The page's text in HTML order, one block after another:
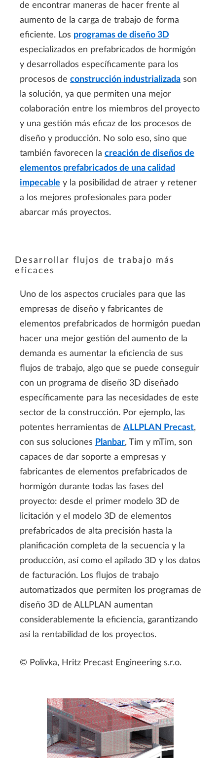
de encontrar maneras de hacer frente al
aumento de la carga de trabajo de forma
eficiente. Los programas de diseño 3D
especializados en prefabricados de hormigón
y desarrollados específicamente para los
procesos de construcción industrializada son
la solución, ya que permiten una mejor
colaboración entre los miembros del proyecto
y una gestión más eficaz de los procesos de
diseño y producción. No solo eso, sino que
también favorecen la creación de diseños de
elementos prefabricados de una calidad
impecable y la posibilidad de atraer y retener
a los mejores profesionales para poder
abarcar más proyectos.
Desarrollar flujos de trabajo más
eficaces
Uno de los aspectos cruciales para que las
empresas de diseño y fabricantes de
elementos prefabricados de hormigón puedan
hacer una mejor gestión del aumento de la
demanda es aumentar la eficiencia de sus
flujos de trabajo, algo que se puede conseguir
con un programa de diseño 3D diseñado
específicamente para las necesidades de este
sector de la construcción. Por ejemplo, las
potentes herramientas de ALLPLAN Precast,
con sus soluciones Planbar, Tim y mTim, son
capaces de dar soporte a empresas y
fabricantes de elementos prefabricados de
hormigón durante todas las fases del
proyecto: desde el primer modelo 3D de
licitación y el modelo 3D de elementos
prefabricados de alta precisión hasta la
planificación completa de la secuencia y la
producción, así como el apilado 3D y los datos
de facturación. Los flujos de trabajo
automatizados que permiten los programas de
diseño 3D de ALLPLAN aumentan
considerablemente la eficiencia, garantizando
así la rentabilidad de los proyectos.
© Polivka, Hritz Precast Engineering s.r.o.